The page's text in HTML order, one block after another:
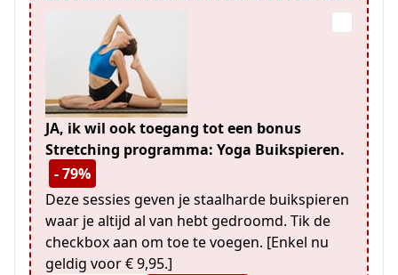
JA, ik wil ook toegang tot een bonus
Stretching programma: Yoga Buikspieren.
- 79%
Deze sessies geven je staalharde buikspieren
waar je altijd al van hebt gedroomd. Tik de
checkbox aan om toe te voegen. [Enkel nu
geldig voor € 9,95.]